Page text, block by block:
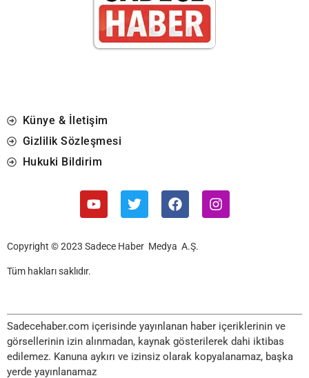
Künye & İletişim
Gizlilik Sözleşmesi
Hukuki Bildirim
Copyright © 2023 Sadece Haber Medya A.Ş.
Tüm hakları saklıdır.
Sadecehaber.com içerisinde yayınlanan haber içeriklerinin ve
görsellerinin izin alınmadan, kaynak gösterilerek dahi iktibas
edilemez. Kanuna aykırı ve izinsiz olarak kopyalanamaz, başka
yerde yayınlanamaz